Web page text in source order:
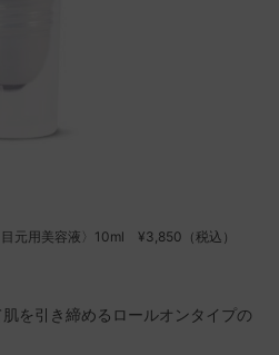
元用美容液〉10ml ¥3,850（税込）
を引き締めるロールオンタイプの